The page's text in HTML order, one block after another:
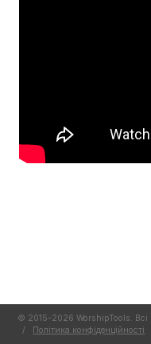
© 2015-2026 WorshipTools. Всі
/
Політика конфіденційності